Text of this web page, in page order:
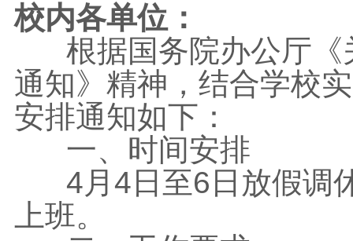
校内各单位：
根据国务院办公厅《
通知》精神，结合学校
安排通知如下：
一、时间安排
4月4日至6日放假调
上班。